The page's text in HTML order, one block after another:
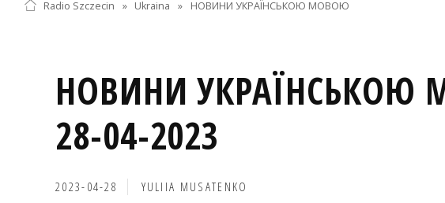
Radio Szczecin » Ukraina » НОВИНИ УКРАЇНСЬКОЮ МОВОЮ
НОВИНИ УКРАЇНСЬКОЮ
28-04-2023
2023-04-28 YULIIA MUSATENKO